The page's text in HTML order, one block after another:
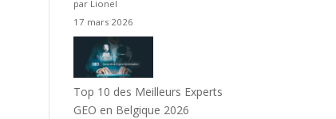
par Lionel
17 mars 2026
Top 10 des Meilleurs Experts
GEO en Belgique 2026